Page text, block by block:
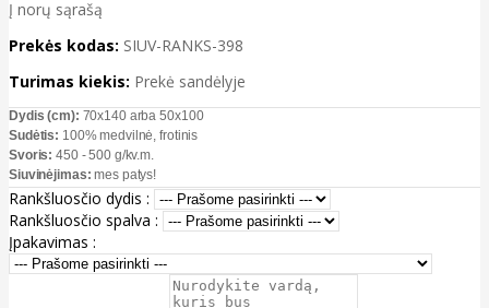
Į norų sąrašą
Prekės kodas: SIUV-RANKS-398
Turimas kiekis: Prekė sandėlyje
Dydis (cm): 70x140 arba 50x100
Sudėtis: 100% medvilnė, frotinis
Svoris: 450 - 500 g/kv.m.
Siuvinėjimas: mes patys!
Rankšluosčio dydis :
Rankšluosčio spalva :
Įpakavimas :